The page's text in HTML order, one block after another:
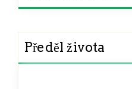
Předěl života